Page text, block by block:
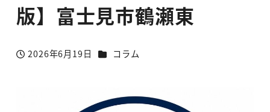
版】富士見市鶴瀬東
投稿日
2026年6月19日 カテゴリー
コラム